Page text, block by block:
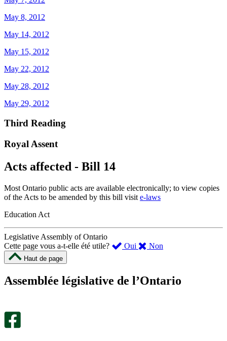
May 8, 2012
May 14, 2012
May 15, 2012
May 22, 2012
May 28, 2012
May 29, 2012
Third Reading
Royal Assent
Acts affected - Bill 14
Most Ontario public acts are available electronically; to view copies
of the Acts to be amended by this bill visit e-laws
Education Act
Legislative Assembly of Ontario
Cette page vous a-t-elle été utile?
Oui ,
été
Non
m’a
Haut de page
Assemblée législative de l’Ontario